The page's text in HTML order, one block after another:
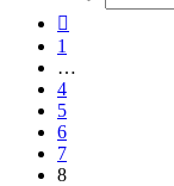
1
…
4
5
6
7
8